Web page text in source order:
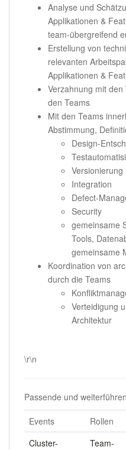
Analyse und
Applikationen &
team-übergreifend
Erstellung von
relevanten
Applikationen &
Verzahnung mit den
den Teams
Mit den Teams
Abstimmung,
Design-
Integration
Defect-
Security
gemeinsame
Tools,
gemeinsame
Koordination von
durch die Teams
Verteidigung
Architektur
\r\n
Passende und
Events Rollen
Cluster-
Team-